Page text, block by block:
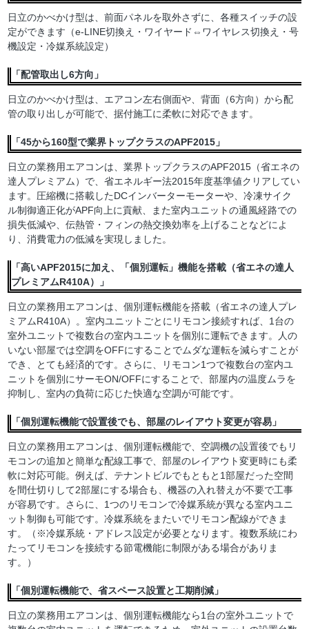
日立のかべかけ型は、前面パネルを取外さずに、各種スイッチの設
定ができます（e-LINE切換え・ワイヤード⇔ワイヤレス切換え・号
機設定・冷媒系統設定）
「配管取出し6方向」
日立のかべかけ型は、エアコン左右側面や、背面（6方向）から配
管の取り出しが可能で、据付施工に柔軟に対応できます。
「45から160型で業界トップクラスのAPF2015」
日立の業務用エアコンは、業界トップクラスのAPF2015（省エネの
達人プレミアム）で、省エネルギー法2015年度基準値クリアしてい
ます。圧縮機に搭載したDCインバーターモーターや、冷凍サイク
ル制御適正化がAPF向上に貢献、また室内ユニットの通風経路での
損失低減や、伝熱管・フィンの熱交換効率を上げることなどによ
り、消費電力の低減を実現しました。
「高いAPF2015に加え、「個別運転」機能を搭載（省エネの達人
プレミアムR410A）」
日立の業務用エアコンは、個別運転機能を搭載（省エネの達人プレ
ミアムR410A）。室内ユニットごとにリモコン接続すれば、1台の
室外ユニットで複数台の室内ユニットを個別に運転できます。人の
いない部屋では空調をOFFにすることでムダな運転を減らすことが
でき、とても経済的です。さらに、リモコン1つで複数台の室内ユ
ニットを個別にサーモON/OFFにすることで、部屋内の温度ムラを
抑制し、室内の負荷に応じた快適な空調が可能です。
「個別運転機能で設置後でも、部屋のレイアウト変更が容易」
日立の業務用エアコンは、個別運転機能で、空調機の設置後でもリ
モコンの追加と簡単な配線工事で、部屋のレイアウト変更時にも柔
軟に対応可能。例えば、テナントビルでもともと1部屋だった空間
を間仕切りして2部屋にする場合も、機器の入れ替えが不要で工事
が容易です。さらに、1つのリモコンで冷媒系統が異なる室内ユニ
ット制御も可能です。冷媒系統をまたいでリモコン配線ができま
す。（※冷媒系統・アドレス設定が必要となります。複数系統にわ
たってリモコンを接続する節電機能に制限がある場合がありま
す。）
「個別運転機能で、省スペース設置と工期削減」
日立の業務用エアコンは、個別運転機能なら1台の室外ユニットで